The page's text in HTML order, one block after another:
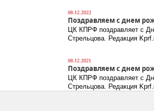
08.12.2022
Поздравляем с днем
ЦК КПРФ поздравляет с
Стрельцова. Редакция
08.12.2021
Поздравляем с днем
ЦК КПРФ поздравляет с
Стрельцова. Редакция